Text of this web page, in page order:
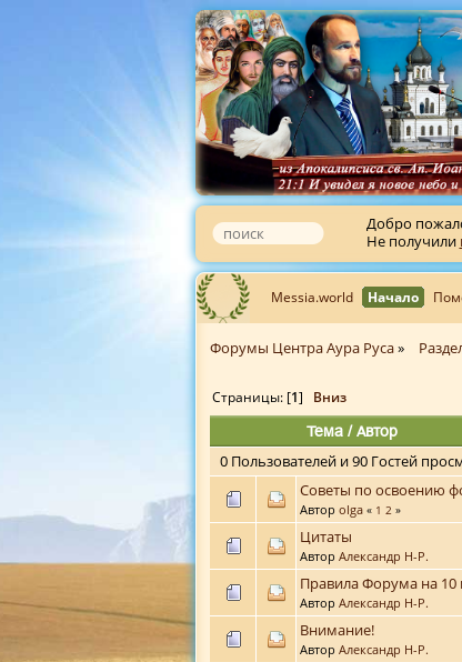
Добро
Не получили
Messia.world Начало
Форумы Центра Аура Руса»
Страницы: [1] Вниз
Тема/Автор
0 Пользователей и 90 Гостей
Советы по освоению
Автор olga « 1 2 »
Цитаты
Автор Александр Н-Р.
Правила Форума на 10
Автор Александр Н-Р.
Внимание!
Автор Александр Н-Р.